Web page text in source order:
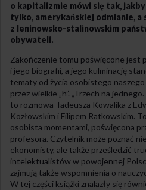
o kapitalizmie mówi się tak,
tylko, amerykańskiej odmianie,
z leninowsko-stalinowskim
obywateli.
Zakończenie tomu poświęcone jest
i jego biografii, a jego kulminację
tematy od życia osobistego
przez wielkie „h”. „Trzech na
to rozmowa Tadeusza Kowalika z
Kozłowskim i Filipem Ratkowskim.
osobista momentami, poświęcona
profesora. Czytelnik może poznać
ekonomisty, ale także prześledzić
intelektualistów w powojennej
zajmują także wspomnienia o
W tej części książki znalazły się